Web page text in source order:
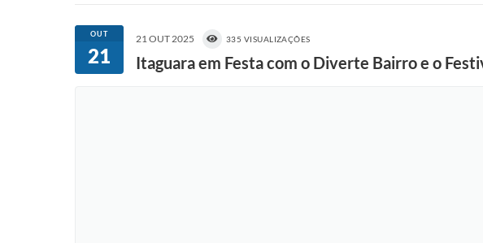
OUT
21
21 OUT 2025 335 VISUALIZAÇÕES
Itaguara em Festa com o Diverte Bairro e o